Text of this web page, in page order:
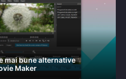
mai bune alternative
Maker